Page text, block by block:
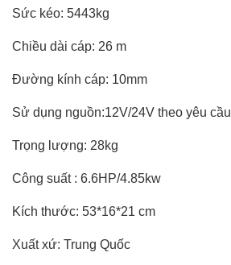
Sức kéo: 5443kg
Chiều dài cáp: 26 m
Đường kính cáp: 10mm
Sử dụng nguồn:12V/24V theo yêu cầu
Trọng lượng: 28kg
Công suất : 6.6HP/4.85kw
Kích thước: 53*16*21 cm
Xuất xứ: Trung Quốc